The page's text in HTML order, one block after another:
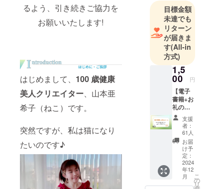
るよう、引き続きご協力を
お願いいたします!
はじめまして、 100 歳健康
美人クリエイター、山本亜
希子（ねこ）です。
突然ですが、私は猫になり
たいのです♪
目標金額
未達でも
リターン
が届きま
す(All-in
方式)
1,5
00 円
【電子
書籍+お
礼の
メー
ル】 完
成した
電子書
籍をお
届けし
ます。
さら
に、著
者山本
支援
者：
61人
お届
け予
定：
2024
年12
月
こ
の
リ